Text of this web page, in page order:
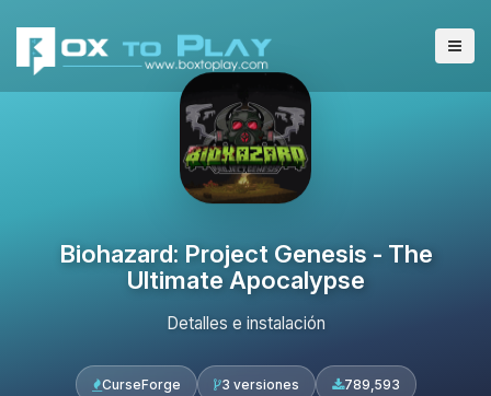
Biohazard: Project Genesis - The
Ultimate Apocalypse
Detalles e instalación
CurseForge 3 versiones 789,593